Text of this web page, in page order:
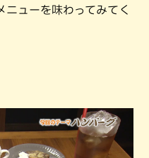
ニューを味わってみてく